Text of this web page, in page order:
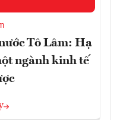
Tô Lâm: Hạ
ngành kinh tế